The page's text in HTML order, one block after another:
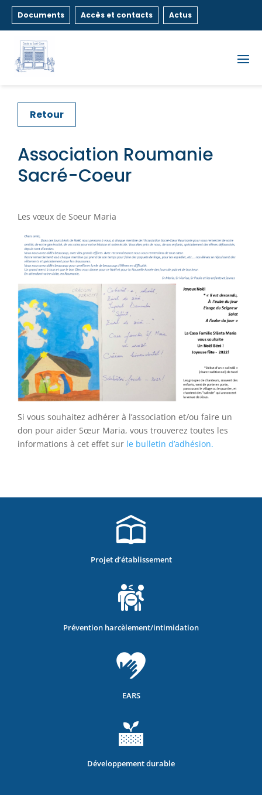
Documents Accès et contacts Actus
Retour
Association Roumanie
Sacré-Coeur
Les vœux de Soeur Maria
Si vous souhaitez adhérer à l’association et/ou faire un
don pour aider Sœur Maria, vous trouverez toutes les
informations à cet effet sur le bulletin d’adhésion.
Projet d’établissement
Prévention harcèlement/intimidation
EARS
Développement durable